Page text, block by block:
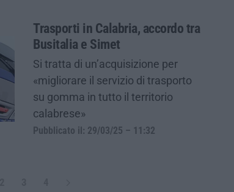
Trasporti in Calabria, accordo tra
Busitalia e Simet
Si tratta di un’acquisizione per
«migliorare il servizio di trasporto
su gomma in tutto il territorio
calabrese»
Pubblicato il: 29/03/25 – 11:32